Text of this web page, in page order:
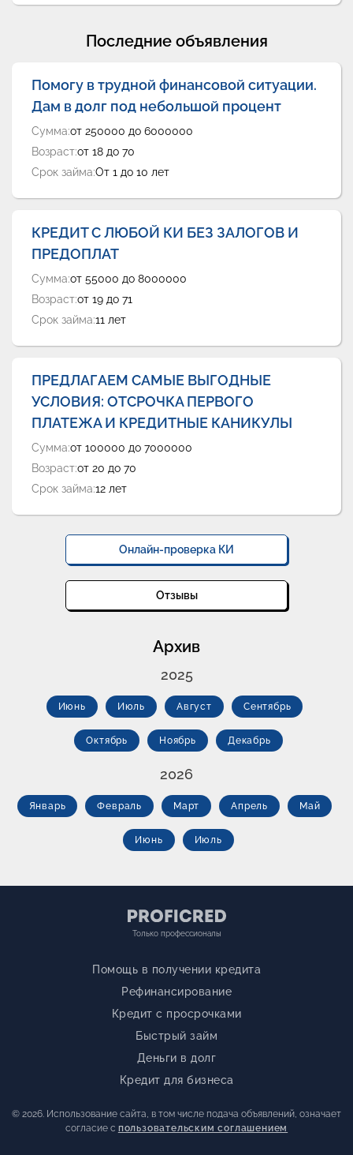
Последние объявления
Помогу в трудной финансовой ситуации.
Дам в долг под небольшой процент
Сумма:от 250000 до 6000000
Возраст:от 18 до 70
Срок займа:От 1 до 10 лет
КРЕДИТ С ЛЮБОЙ КИ БЕЗ ЗАЛОГОВ И
ПРЕДОПЛАТ
Сумма:от 55000 до 8000000
Возраст:от 19 до 71
Срок займа:11 лет
ПРЕДЛАГАЕМ САМЫЕ ВЫГОДНЫЕ
УСЛОВИЯ: ОТСРОЧКА ПЕРВОГО
ПЛАТЕЖА И КРЕДИТНЫЕ КАНИКУЛЫ
Сумма:от 100000 до 7000000
Возраст:от 20 до 70
Срок займа:12 лет
Онлайн-проверка КИ
Отзывы
Архив
2025
Июнь Июль Август Сентябрь
Октябрь Ноябрь Декабрь
2026
Январь Февраль Март Апрель Май
Июнь Июль
Только профессионалы
Помощь в получении кредита
Рефинансирование
Кредит с просрочками
Быстрый займ
Деньги в долг
Кредит для бизнеса
© 2026. Использование сайта, в том числе подача объявлений, означает
согласие с пользовательским соглашением